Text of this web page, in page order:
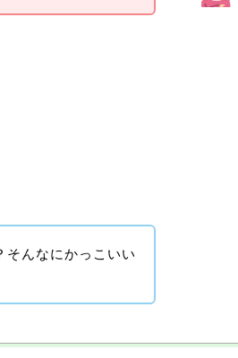
そんなにかっこいい